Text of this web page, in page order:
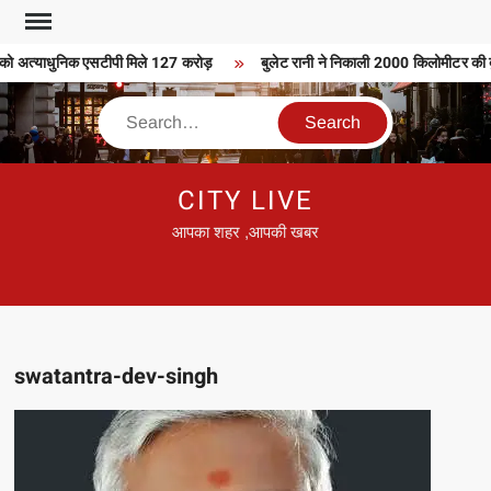
Skip
content
अत्याधुनिक एसटीपी मिले 127 करोड़ बुलेट रानी ने निकाली 2000 किलोमीटर
Search
CITY LIVE
आपका शहर ,आपकी खबर
swatantra-dev-singh